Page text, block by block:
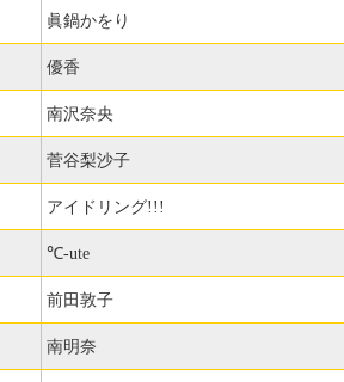
眞鍋かをり
優香
南沢奈央
菅谷梨沙子
アイドリング!!!
℃-ute
前田敦子
南明奈